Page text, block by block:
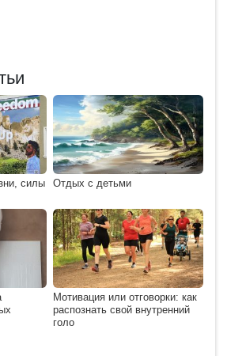
силы
Отдых с детьми
Мотивация или отговорки: как
распознать свой внутренний
голо